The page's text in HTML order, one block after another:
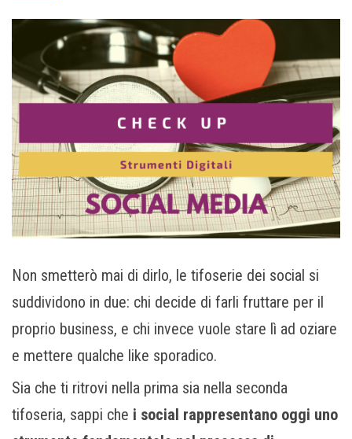
Non smetterò mai di dirlo, le tifoserie dei social si
suddividono in due: chi decide di farli fruttare per il
proprio business, e chi invece vuole stare lì ad oziare
e mettere qualche like sporadico.
Sia che ti ritrovi nella prima sia nella seconda
tifoseria, sappi che i social rappresentano oggi uno